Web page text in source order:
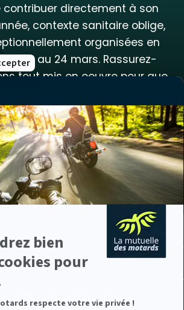
bien
pour
respecte votre vie privée !
directement à son
contexte sanitaire oblige,
organisées en
du 8 au 24 mars. Rassurez-
tout mis en oeuvre pour que
et d’information
aussi riches et constructifs.
(nouvelle(nouvelle(nouvelle(nouvelle
TV